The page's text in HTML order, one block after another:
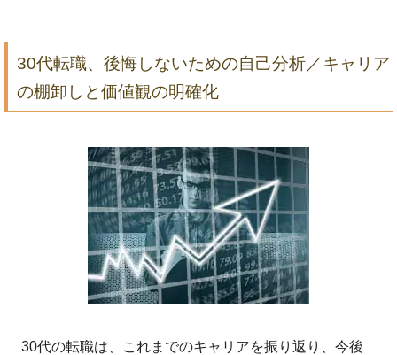
30代転職、後悔しないための自己分析／キャリア
の棚卸しと価値観の明確化
30代の転職は、これまでのキャリアを振り返り、今後